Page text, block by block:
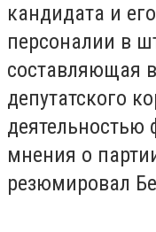
кандидата и
персоналии в
составляющая
депутатского
деятельностью
мнения о
резюмировал